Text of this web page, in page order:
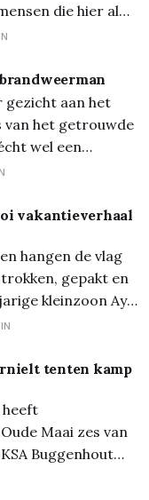
die hier al
dat ook graag
kennen. Toch
gezicht aan het
van het getrouwde
wel een
getuige de foto's...
vakantieverhaal
hangen de vlag
gepakt en
kleinzoon Aye
Loopfietsje bij de
we. De trein
ook op het
tenten kamp
heeft
Maai zes van
Buggenhout
Het